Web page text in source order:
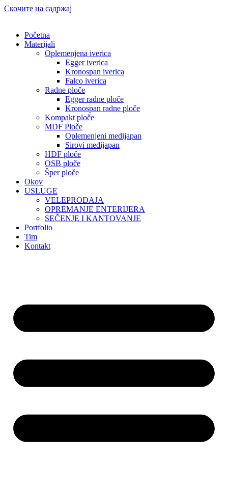
Скочите на садржај
Početna
Materijali
Oplemenjena iverica
Egger iverica
Kronospan iverica
Falco iverica
Radne ploče
Egger radne ploče
Kronospan radne ploče
Kompakt ploče
MDF Ploče
Oplemenjeni medijapan
Sirovi medijapan
HDF ploče
OSB ploče
Šper ploče
Okov
USLUGE
VELEPRODAJA
OPREMANJE ENTERIJERA
SEČENJE I KANTOVANJE
Portfolio
Tim
Kontakt